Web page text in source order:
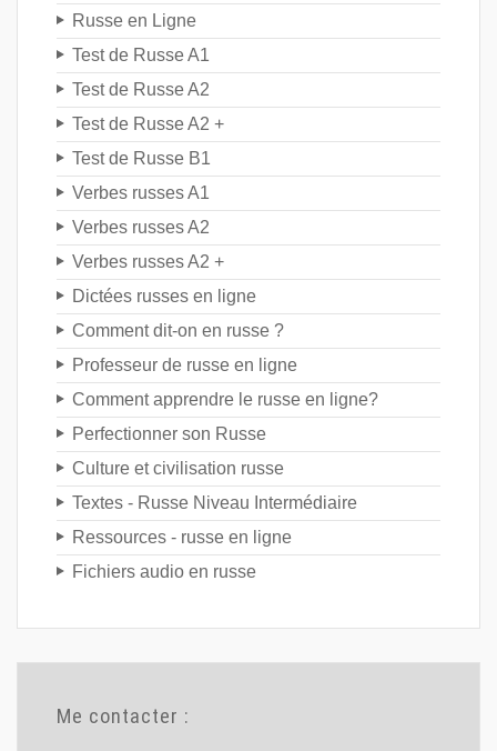
Russe en Ligne
Test de Russe A1
Test de Russe A2
Test de Russe A2 +
Test de Russe B1
Verbes russes A1
Verbes russes A2
Verbes russes A2 +
Dictées russes en ligne
Comment dit-on en russe ?
Professeur de russe en ligne
Comment apprendre le russe en ligne?
Perfectionner son Russe
Culture et civilisation russe
Textes - Russe Niveau Intermédiaire
Ressources - russe en ligne
Fichiers audio en russe
Me contacter :